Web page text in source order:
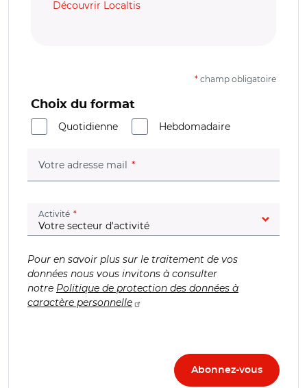
Découvrir Localtis
* champ obligatoire
Choix du format
Quotidienne
Hebdomadaire
Votre adresse mail (champ obligatoire)
Activité (champ obligatoire)
Pour en savoir plus sur le traitement de vos
données nous vous invitons à consulter
notre Politique de protection des données à
caractère personnelle